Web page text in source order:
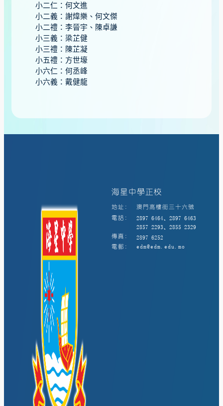
小二仁：何文進
小二義：謝煒樂、何文傑
小二禮：李晉宇、陳卓謙
小三義：梁芷健
小三禮：陳芷凝
小五禮：方世壕
小六仁：何丞峰
小六義：戴健龍
海星中學正校
地址:
澳門高樓街三十六號
電話:
2897 6464、2897 6463
2857 2293、2855 2329
傳真:
2897 6252
電郵:
edm@edm.edu.mo